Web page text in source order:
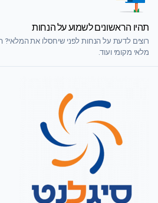
תהיו הראשונים לשמוע על הנחות
רוצים לדעת על הנחות לפני שיחסלו את המלאי?
מלאי מקומי ועוד.